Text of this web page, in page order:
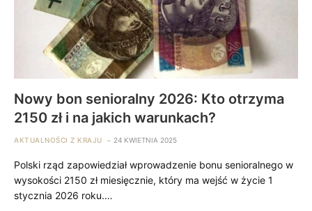
Nowy bon senioralny 2026: Kto otrzyma
2150 zł i na jakich warunkach?
AKTUALNOŚCI Z KRAJU 24 KWIETNIA 2025
Polski rząd zapowiedział wprowadzenie bonu senioralnego w
wysokości 2150 zł miesięcznie, który ma wejść w życie 1
stycznia 2026 roku.…